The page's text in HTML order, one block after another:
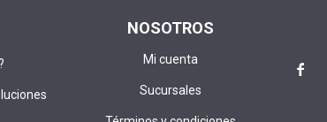
NOSOTROS
Mi cuenta
Sucursales
